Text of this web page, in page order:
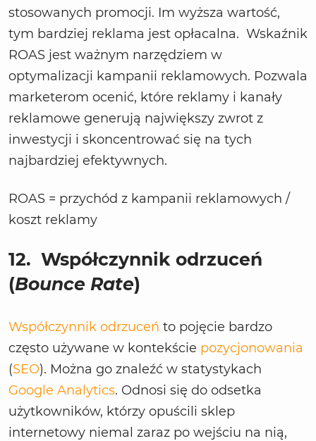
stosowanych promocji. Im wyższa wartość,
tym bardziej reklama jest opłacalna. Wskaźnik
ROAS jest ważnym narzędziem w
optymalizacji kampanii reklamowych. Pozwala
marketerom ocenić, które reklamy i kanały
reklamowe generują największy zwrot z
inwestycji i skoncentrować się na tych
najbardziej efektywnych.
ROAS = przychód z kampanii reklamowych /
koszt reklamy
12. Współczynnik odrzuceń
(Bounce Rate)
Współczynnik odrzuceń to pojęcie bardzo
często używane w kontekście pozycjonowania
(SEO). Można go znaleźć w statystykach
Google Analytics. Odnosi się do odsetka
użytkowników, którzy opuścili sklep
internetowy niemal zaraz po wejściu na nią,